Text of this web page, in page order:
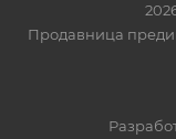
Продавница